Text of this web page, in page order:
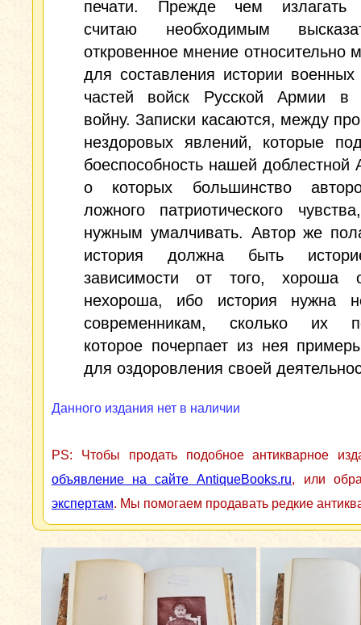
печати. Прежде чем излагать
считаю необходимым
откровенное мнение относительно
для составления истории военных
частей войск Русской Армии в
войну. Записки касаются, между
нездоровых явлений, которые
боеспособность нашей доблестной
о которых большинство
ложного патриотического
нужным умалчивать. Автор же
история должна быть
зависимости от того, хороша
нехороша, ибо история нужна
современникам, сколько их
которое почерпает из нея
для оздоровления своей
Данного издания нет в наличии
PS: Чтобы продать подобное антикварное
объявление на сайте AntiqueBooks.ru, или
экспертам. Мы помогаем продавать редкие